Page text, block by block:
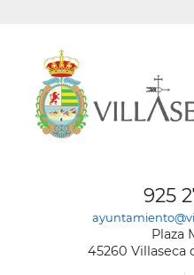
925
Plaza
45260 Villaseca